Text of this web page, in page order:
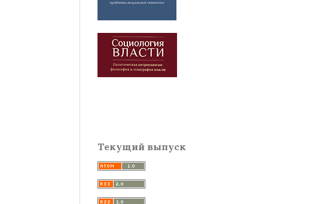
Текущий выпуск